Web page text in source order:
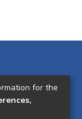
for the